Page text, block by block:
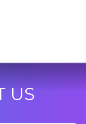
US